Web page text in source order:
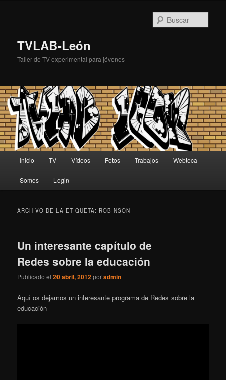
TVLAB-León
Taller de TV experimental para jóvenes
Ir al contenido principal
Ir al contenido secundario
Inicio TV Vídeos Fotos Trabajos Webteca
Somos Login
ARCHIVO DE LA ETIQUETA: ROBINSON
Un interesante capítulo de
Redes sobre la educación
Publicado el20 abril, 2012poradmin
Aquí os dejamos un interesante programa de Redes sobre la
educación